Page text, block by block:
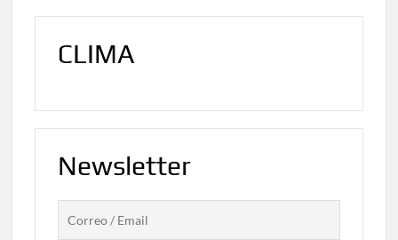
CLIMA
Newsletter